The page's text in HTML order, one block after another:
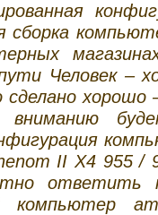
сборка
Человек –
хорошо
II X4 955 /
ответить
компьютер